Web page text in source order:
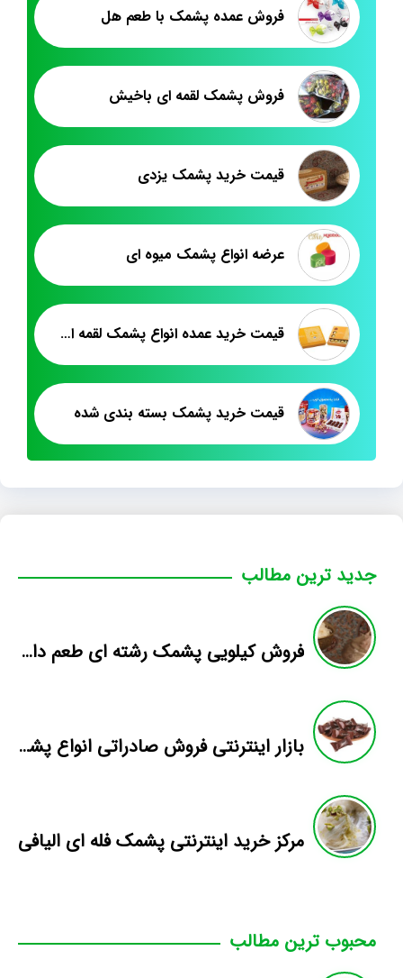
فروش عمده پشمک با طعم هل
فروش پشمک لقمه ای باخیش
قیمت خرید پشمک یزدی
عرضه انواع پشمک میوه ای
قيمت خريد عمده انواع پشمک لقمه اي زعفراني
قیمت خرید پشمک بسته بندی شده
جدید ترین مطالب
فروش کیلویی پشمک رشته ای طعم دار میوه
بازار اینترنتی فروش صادراتی انواع پشمک الیافی/شکلاتی
مرکز خرید اینترنتی پشمک فله ای الیافی
محبوب ترین مطالب